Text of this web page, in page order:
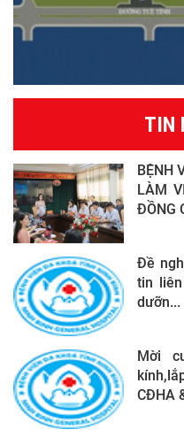
TIN
BỆNH
LÀM
ĐỒNG
Đề
tin
dưỡn...
Mời
CĐHA